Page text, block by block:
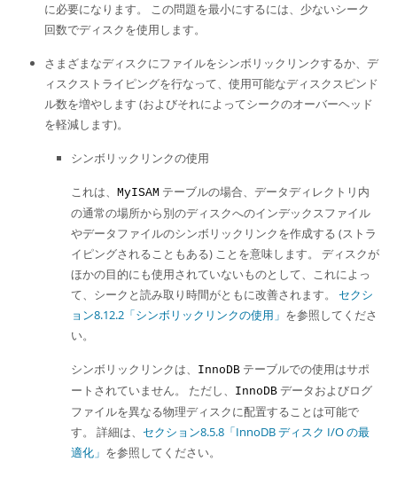
に必要になります。 この問題を最小にするには、少ないシーク
回数でディスクを使用します。
さまざまなディスクにファイルをシンボリックリンクするか、デ
ィスクストライピングを行なって、使用可能なディスクスピンド
ル数を増やします (およびそれによってシークのオーバーヘッド
を軽減します)。
シンボリックリンクの使用
これは、 MyISAM テーブルの場合、データディレクトリ内
の通常の場所から別のディスクへのインデックスファイル
やデータファイルのシンボリックリンクを作成する (ストラ
イピングされることもある) ことを意味します。 ディスクが
ほかの目的にも使用されていないものとして、これによっ
て、シークと読み取り時間がともに改善されます。 セクシ
ョン8.12.2「シンボリックリンクの使用」 を参照してくださ
い。
シンボリックリンクは、 InnoDB テーブルでの使用はサポ
ートされていません。 ただし、
InnoDB データおよびログ
ファイルを異なる物理ディスクに配置することは可能で
す。 詳細は、 セクション8.5.8「InnoDB ディスク I/O の最
適化」 を参照してください。